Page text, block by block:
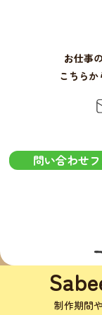
お仕事
こちらか
問い合わせ
制作期間